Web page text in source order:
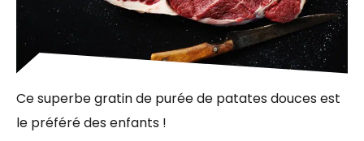
Ce superbe gratin de purée de patates douces est
le préféré des enfants !